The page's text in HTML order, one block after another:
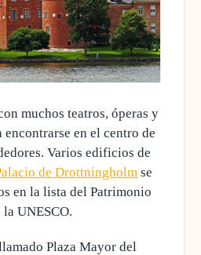
muchos teatros, óperas y
encontrarse en el centro de
Varios edificios de
de Drottningholm se
en la lista del Patrimonio
UNESCO.
Plaza Mayor del